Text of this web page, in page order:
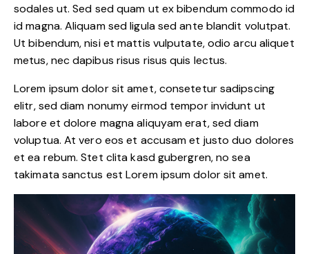
sodales ut. Sed sed quam ut ex bibendum commodo id
id magna. Aliquam sed ligula sed ante blandit volutpat.
Ut bibendum, nisi et mattis vulputate, odio arcu aliquet
metus, nec dapibus risus risus quis lectus.
Lorem ipsum dolor sit amet, consetetur sadipscing
elitr, sed diam nonumy eirmod tempor invidunt ut
labore et dolore magna aliquyam erat, sed diam
voluptua. At vero eos et accusam et justo duo dolores
et ea rebum. Stet clita kasd gubergren, no sea
takimata sanctus est Lorem ipsum dolor sit amet.